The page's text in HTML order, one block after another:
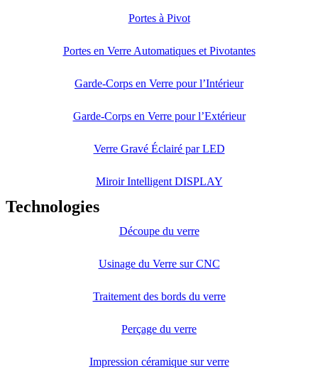
Portes à Pivot
Portes en Verre Automatiques et Pivotantes
Garde-Corps en Verre pour l’Intérieur
Garde-Corps en Verre pour l’Extérieur
Verre Gravé Éclairé par LED
Miroir Intelligent DISPLAY
Technologies
Découpe du verre
Usinage du Verre sur CNC
Traitement des bords du verre
Perçage du verre
Impression céramique sur verre